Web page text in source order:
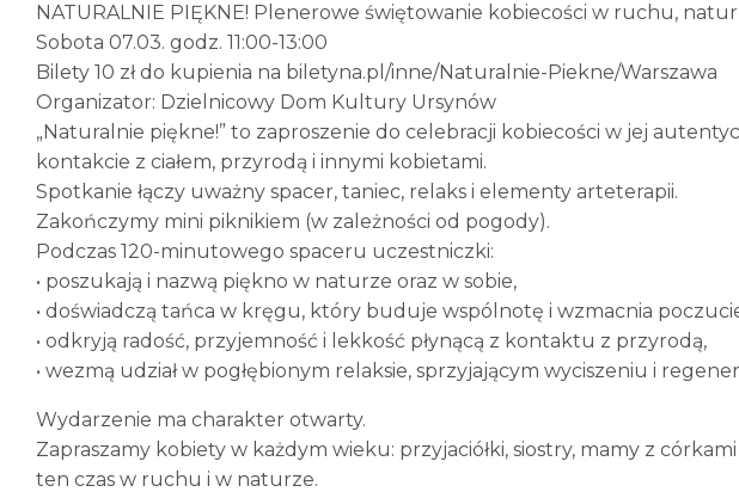
NATURALNIE PIĘKNE! Plenerowe świętowanie kobiecości w ruchu,
Sobota 07.03. godz. 11:00-13:00
Bilety 10 zł do kupienia na biletyna.pl/inne/Naturalnie-Piekne/Warszawa
Organizator: Dzielnicowy Dom Kultury Ursynów
„Naturalnie piękne!” to zaproszenie do celebracji kobiecości w jej
kontakcie z ciałem, przyrodą i innymi kobietami.
Spotkanie łączy uważny spacer, taniec, relaks i elementy arteterapii.
Zakończymy mini piknikiem (w zależności od pogody).
Podczas 120-minutowego spaceru uczestniczki:
• poszukają i nazwą piękno w naturze oraz w sobie,
• doświadczą tańca w kręgu, który buduje wspólnotę i wzmacnia
• odkryją radość, przyjemność i lekkość płynącą z kontaktu z przyrodą,
• wezmą udział w pogłębionym relaksie, sprzyjającym wyciszeniu i
Wydarzenie ma charakter otwarty.
Zapraszamy kobiety w każdym wieku: przyjaciółki, siostry, mamy z
ten czas w ruchu i w naturze.